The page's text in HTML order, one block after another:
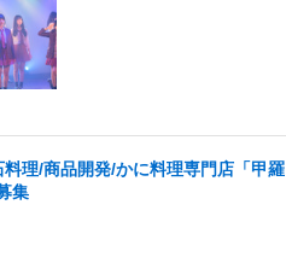
理/商品開発/かに料理専門店「甲羅
集